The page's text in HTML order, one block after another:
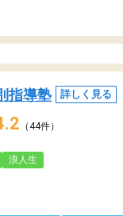
指導塾 詳しく見る
（44件）
浪人生